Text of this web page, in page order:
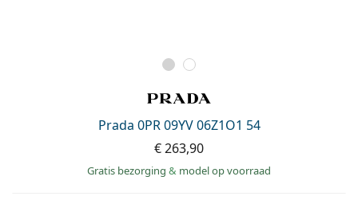
Prada 0PR 09YV 06Z1O1 54
€ 263,90
Gratis bezorging & model op voorraad